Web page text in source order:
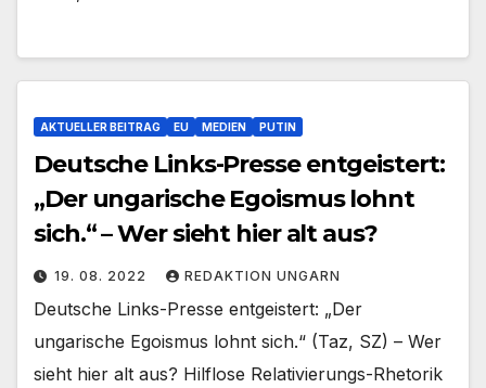
AKTUELLER BEITRAG EU MEDIEN PUTIN
Deutsche Links-Presse entgeistert:
„Der ungarische Egoismus lohnt
sich.“ – Wer sieht hier alt aus?
19. 08. 2022 REDAKTION UNGARN
Deutsche Links-Presse entgeistert: „Der
ungarische Egoismus lohnt sich.“ (Taz, SZ) – Wer
sieht hier alt aus? Hilflose Relativierungs-Rhetorik